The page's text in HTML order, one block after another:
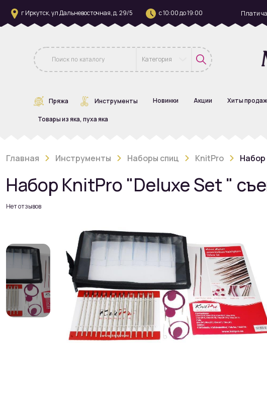
г Иркутск, ул Дальневосточная, д. 29/5 с 10:00 до 19:00 Плати
Категория
Пряжа Инструменты Новинки Акции Хиты продаж
Товары из яка, пуха яка
Главная Инструменты Наборы спиц KnitPro Набор
Набор KnitPro "Deluxe Set "
Нет отзывов